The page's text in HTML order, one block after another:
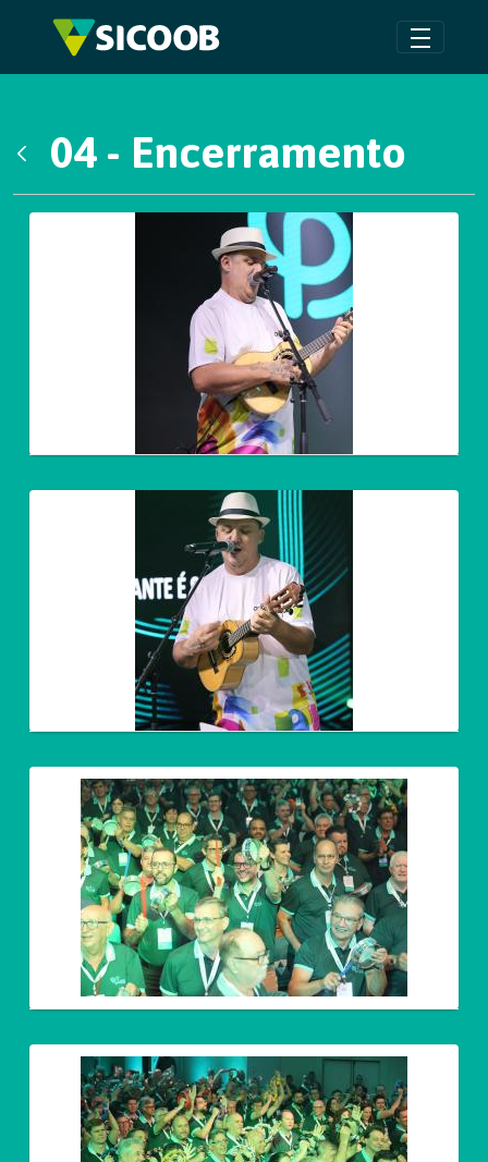
Pular para o Conteúdo principal
04 - Encerramento